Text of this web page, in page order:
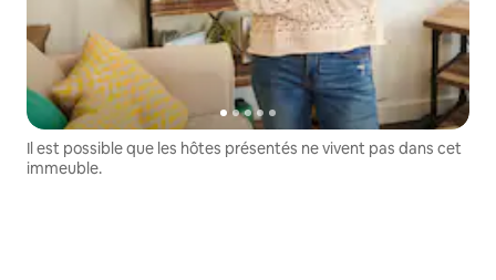
Il est possible que les hôtes présentés ne vivent pas dans cet
immeuble.